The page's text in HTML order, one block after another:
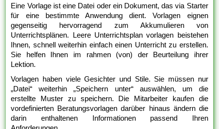
Eine Vorlage ist eine Datei oder ein Dokument, das via Starter
für eine bestimmte Anwendung dient. Vorlagen eignen
gegenseitig hervorragend zum Akkumulieren von
Unterrichtsplänen. Leere Unterrichtsplan vorlagen beistehen
Ihnen, schnell weiterhin einfach einen Unterricht zu erstellen.
Sie helfen Ihnen im rahmen (von) der Beurteilung ihrer
Lektion.
Vorlagen haben viele Gesichter und Stile. Sie müssen nur
„Datei“ weiterhin „Speichern unter“ auswählen, um die
erstellte Muster zu speichern. Die Mitarbeiter kaufen die
vordefinierten Beratungsvorlagen darüber hinaus ändern die
darin enthaltenen Informationen passend Ihren